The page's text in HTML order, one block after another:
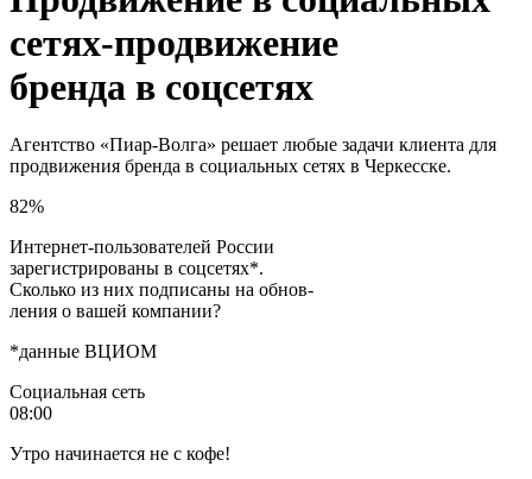
сетях-продвижение
бренда в соцсетях
Агентство «Пиар-Волга» решает любые задачи клиента для
продвижения бренда в социальных сетях в Черкесске.
82%
Интернет-пользователей России
зарегистрированы в соцсетях*.
Сколько из них подписаны на обнов-
ления о вашей компании?
*данные ВЦИОМ
Социальная сеть
08:00
Утро начинается не с кофе!